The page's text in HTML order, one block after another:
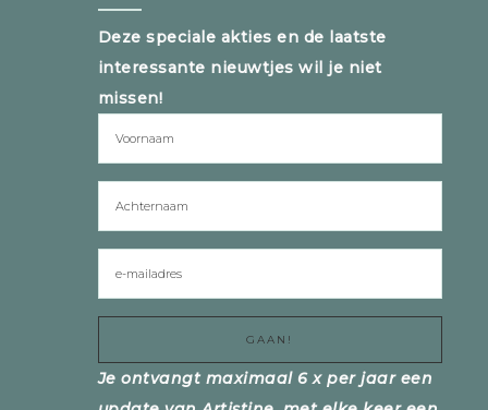
Deze speciale akties en de laatste
interessante nieuwtjes wil je niet
missen!
Je ontvangt maximaal 6 x per jaar een